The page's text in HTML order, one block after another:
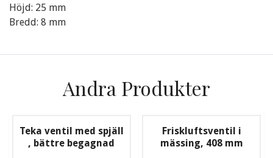
Höjd: 25 mm
Bredd: 8 mm
Andra Produkter
Teka ventil med spjäll
, bättre begagnad
Friskluftsventil i
mässing, 408 mm